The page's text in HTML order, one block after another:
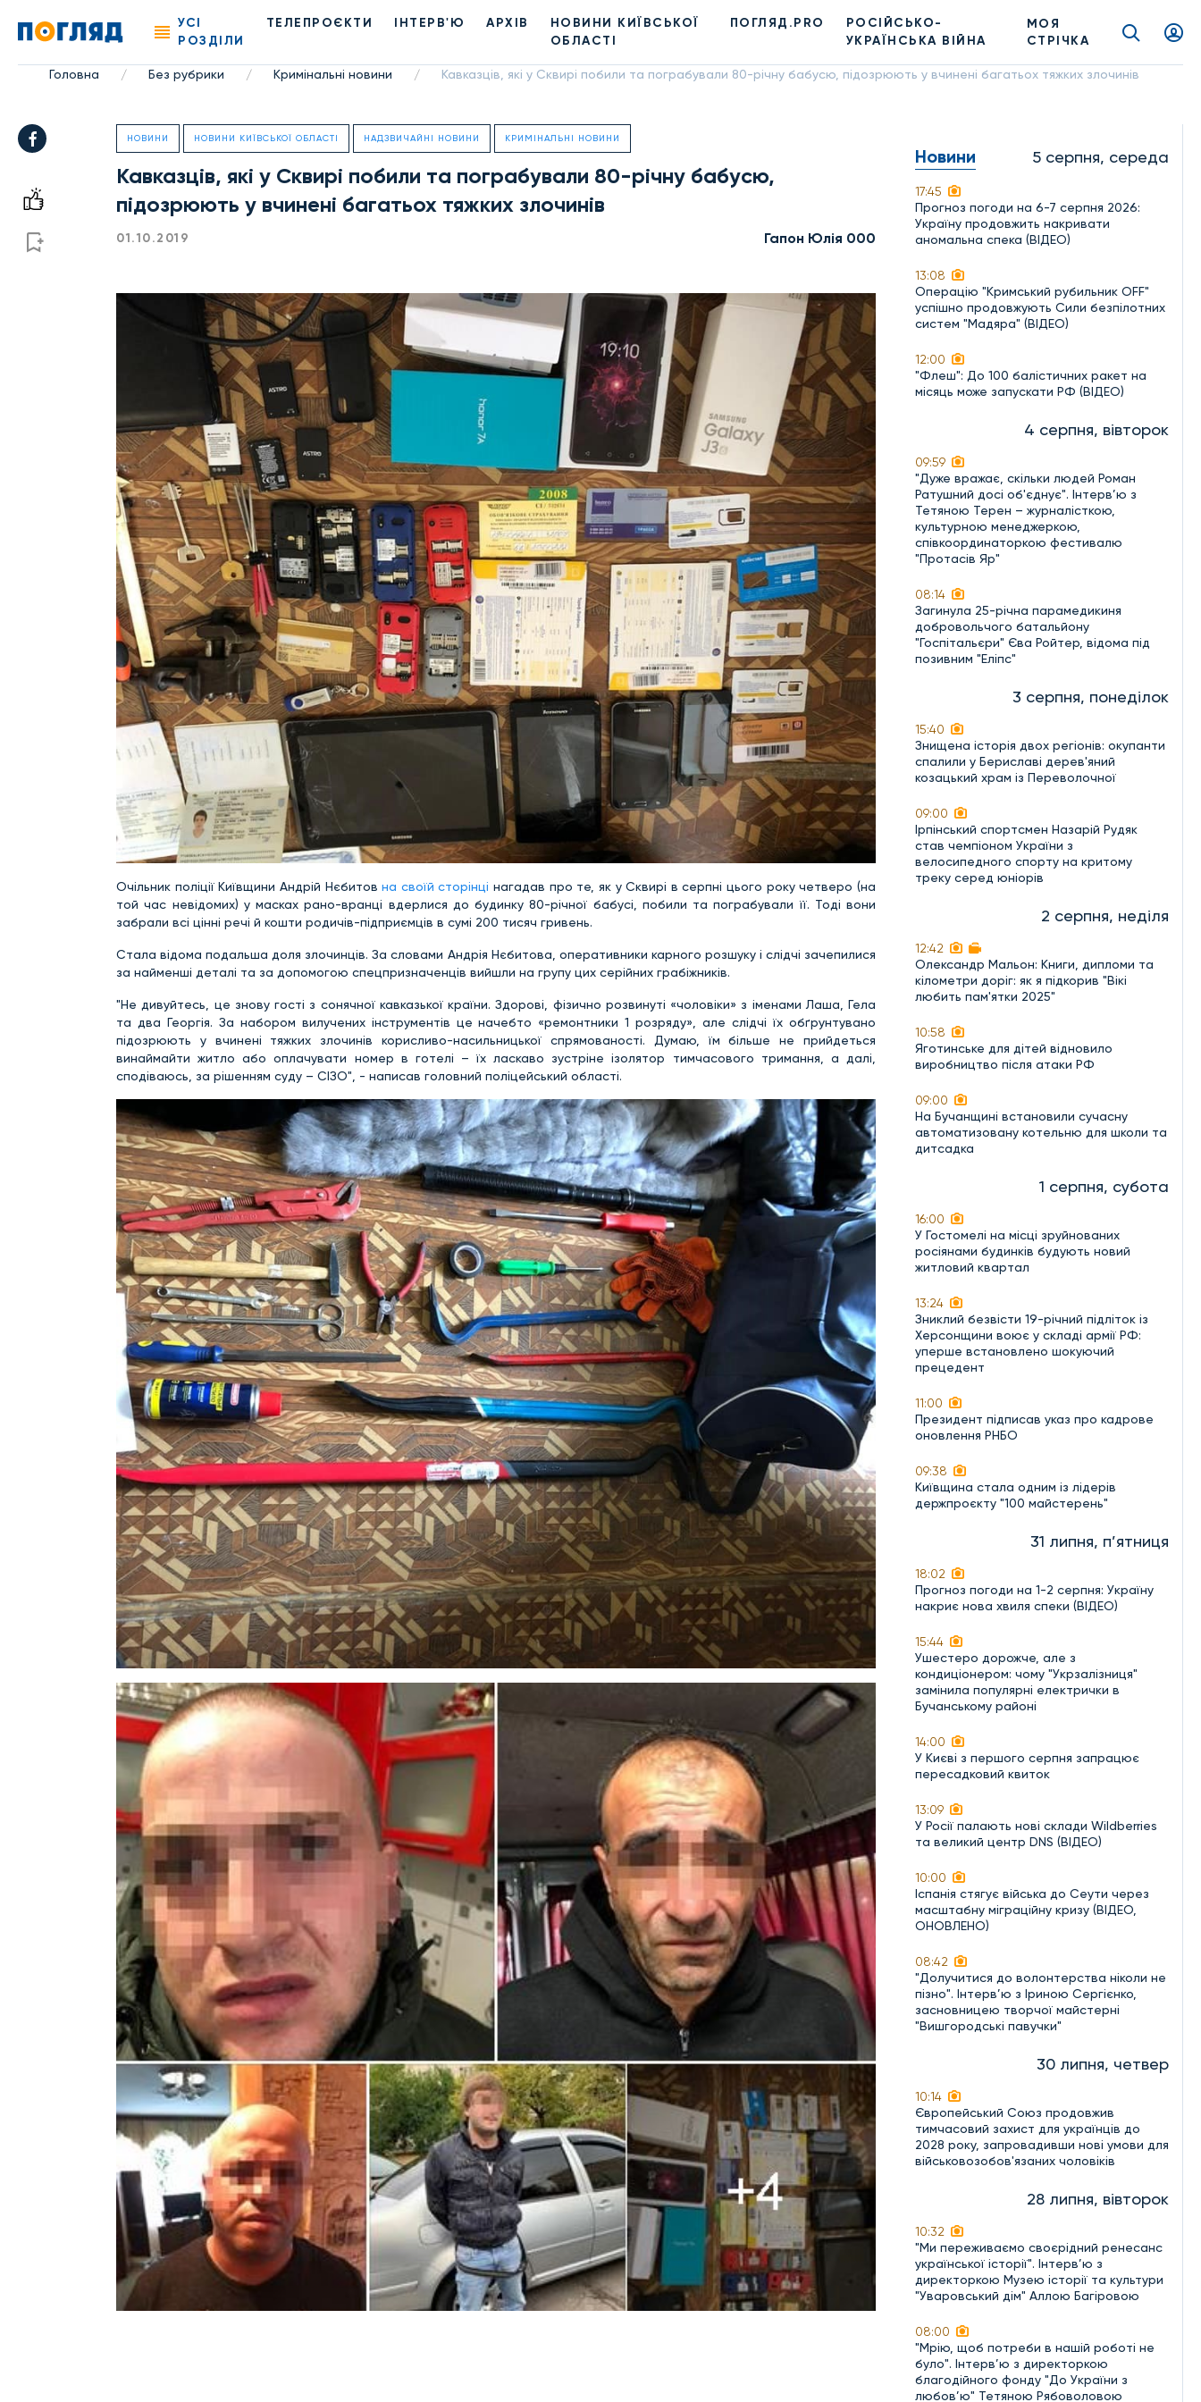
УСІ
РОЗДІЛИ
ТЕЛЕПРОЄКТИ ІНТЕРВ'Ю АРХІВ
НОВИНИ КИЇВСЬКОЇ
ОБЛАСТІ
ПОГЛЯД.PRO
РОСІЙСЬКО-
УКРАЇНСЬКА ВІЙНА
МОЯ
СТРІЧКА
Головна / Без рубрики / Кримінальні новини / Кавказців, які у Сквирі побили та пограбували 80-річну бабусю, підозрюють у вчинені багатьох тяжких злочинів
НОВИНИ НОВИНИ КИЇВСЬКОЇ ОБЛАСТІ НАДЗВИЧАЙНІ НОВИНИ КРИМІНАЛЬНІ НОВИНИ
Кавказців, які у Сквирі побили та пограбували 80-річну бабусю,
підозрюють у вчинені багатьох тяжких злочинів
01.10.2019 Гапон Юлія 000
Очільник поліції Київщини Андрій Нєбитовна своїй сторінці нагадав про те, як у Сквирі в серпні цього року четверо (на
той час невідомих) у масках рано-вранці вдерлися до будинку 80-річної бабусі, побили та пограбували її. Тоді вони
забрали всі цінні речі й кошти родичів-підприємців в сумі 200 тисяч гривень.
Стала відома подальша доля злочинців. За словами Андрія Нєбитова, оперативники карного розшуку і слідчі зачепилися
за найменші деталі та за допомогою спецпризначенців вийшли на групу цих серійних грабіжників.
"Не дивуйтесь, це знову гості з сонячної кавказької країни. Здорові, фізично розвинуті «чоловіки» з іменами Лаша, Гела
та два Георгія. За набором вилучених інструментів це начебто «ремонтники 1 розряду», але слідчі їх обґрунтувано
підозрюють у вчинені тяжких злочинів корисливо-насильницької спрямованості. Думаю, їм більше не прийдеться
винаймайти житло або оплачувати номер в готелі – їх ласкаво зустріне ізолятор тимчасового тримання, а далі,
сподіваюсь, за рішенням суду – СІЗО", - написав головний поліцейський області.
Новини 5 серпня, середа
17:45
Прогноз погоди на 6-7 серпня 2026:
Україну продовжить накривати
аномальна спека (ВІДЕО)
13:08
Операцію "Кримський рубильник OFF"
успішно продовжують Сили безпілотних
систем "Мадяра" (ВІДЕО)
12:00
"Флеш": До 100 балістичних ракет на
місяць може запускати РФ (ВІДЕО)
4 серпня, вівторок
09:59
"Дуже вражає, скільки людей Роман
Ратушний досі об'єднує". Інтерв’ю з
Тетяною Терен – журналісткою,
культурною менеджеркою,
співкоординаторкою фестивалю
"Протасів Яр"
08:14
Загинула 25-річна парамедикиня
добровольчого батальйону
"Госпітальєри" Єва Ройтер, відома під
позивним "Еліпс"
3 серпня, понеділок
15:40
Знищена історія двох регіонів: окупанти
спалили у Бериславі дерев'яний
козацький храм із Переволочної
09:00
Ірпінський спортсмен Назарій Рудяк
став чемпіоном України з
велосипедного спорту на критому
треку серед юніорів
2 серпня, неділя
12:42
Олександр Мальон: Книги, дипломи та
кілометри доріг: як я підкорив "Вікі
любить пам'ятки 2025"
10:58
Яготинське для дітей відновило
виробництво після атаки РФ
09:00
На Бучанщині встановили сучасну
автоматизовану котельню для школи та
дитсадка
1 серпня, субота
16:00
У Гостомелі на місці зруйнованих
росіянами будинків будують новий
житловий квартал
13:24
Зниклий безвісти 19-річний підліток із
Херсонщини воює у складі армії РФ:
уперше встановлено шокуючий
прецедент
11:00
Президент підписав указ про кадрове
оновлення РНБО
09:38
Київщина стала одним із лідерів
держпроєкту "100 майстерень"
31 липня, п’ятниця
18:02
Прогноз погоди на 1-2 серпня: Україну
накриє нова хвиля спеки (ВІДЕО)
15:44
Ушестеро дорожче, але з
кондиціонером: чому "Укрзалізниця"
замінила популярні електрички в
Бучанському районі
14:00
У Києві з першого серпня запрацює
пересадковий квиток
13:09
У Росії палають нові склади Wildberries
та великий центр DNS (ВІДЕО)
10:00
Іспанія стягує війська до Сеути через
масштабну міграційну кризу (ВІДЕО,
ОНОВЛЕНО)
08:42
"Долучитися до волонтерства ніколи не
пізно". Інтерв’ю з Іриною Сергієнко,
засновницею творчої майстерні
"Вишгородські павучки"
30 липня, четвер
10:14
Європейський Союз продовжив
тимчасовий захист для українців до
2028 року, запровадивши нові умови для
військовозобов'язаних чоловіків
28 липня, вівторок
10:32
"Ми переживаємо своєрідний ренесанс
української історії". Інтерв’ю з
директоркою Музею історії та культури
"Уваровський дім" Аллою Багіровою
08:00
"Мрію, щоб потреби в нашій роботі не
було". Інтерв’ю з директоркою
благодійного фонду "До України з
любов’ю" Тетяною Рябоволовою